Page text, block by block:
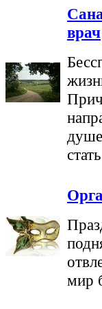
врач
мир